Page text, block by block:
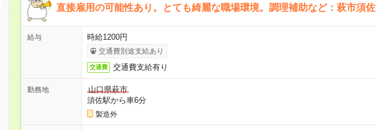
直接雇用の可能性あり。とても綺麗な職場環境。調理補助など：萩市須佐
給与 時給1200円
交通費別途支給あり
交通費 交通費支給有り
勤務地
山口県萩市
須佐駅から車6分
製造外